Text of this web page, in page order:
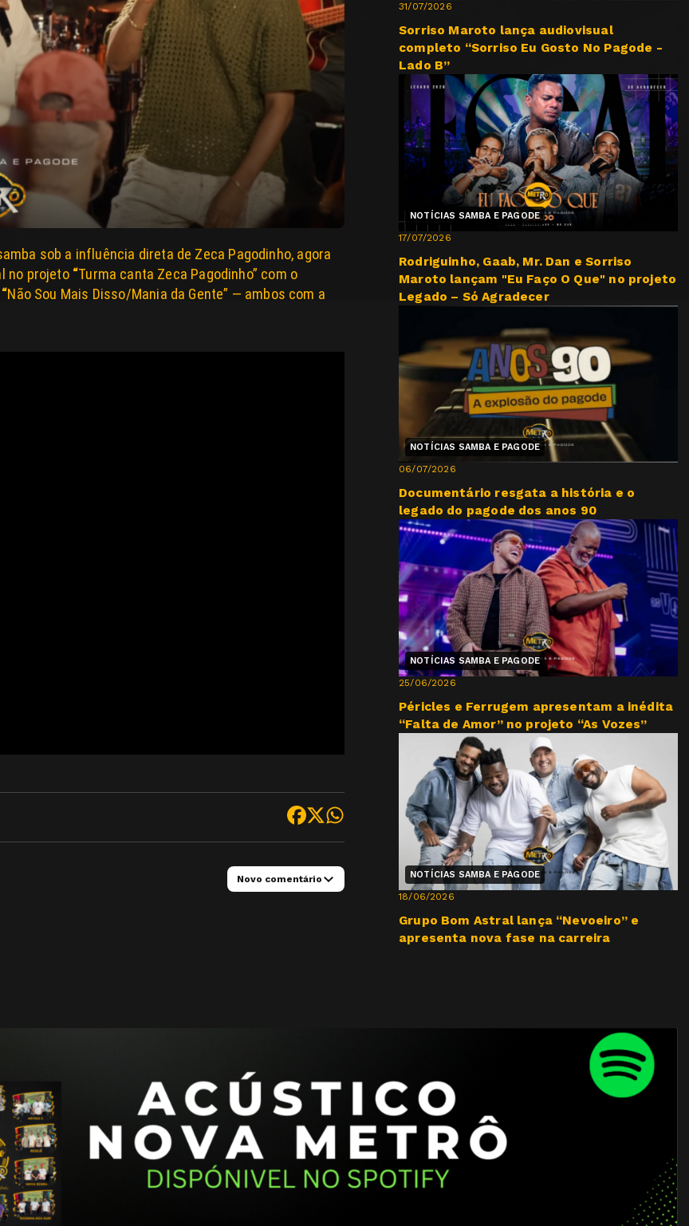
sob a influência direta de Zeca Pagodinho, agora
no projeto “Turma canta Zeca Pagodinho” com o
“Não Sou Mais Disso/Mania da Gente” — ambos com a
Novo comentário
31/07/2026
Sorriso Maroto lança audiovisual
completo “Sorriso Eu Gosto No Pagode -
Lado B”
NOTÍCIAS SAMBA E PAGODE
17/07/2026
Rodriguinho, Gaab, Mr. Dan e Sorriso
Maroto lançam "Eu Faço O Que" no projeto
Legado – Só Agradecer
NOTÍCIAS SAMBA E PAGODE
06/07/2026
Documentário resgata a história e o
legado do pagode dos anos 90
NOTÍCIAS SAMBA E PAGODE
25/06/2026
Péricles e Ferrugem apresentam a inédita
“Falta de Amor” no projeto “As Vozes”
NOTÍCIAS SAMBA E PAGODE
18/06/2026
Grupo Bom Astral lança “Nevoeiro” e
apresenta nova fase na carreira